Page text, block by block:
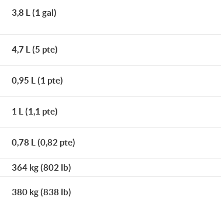
3,8 L (1 gal)
4,7 L (5 pte)
0,95 L (1 pte)
1 L (1,1 pte)
0,78 L (0,82 pte)
364 kg (802 lb)
380 kg (838 lb)